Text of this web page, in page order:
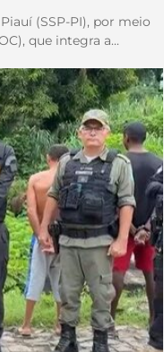
(SSP-PI), por meio
que integra a...